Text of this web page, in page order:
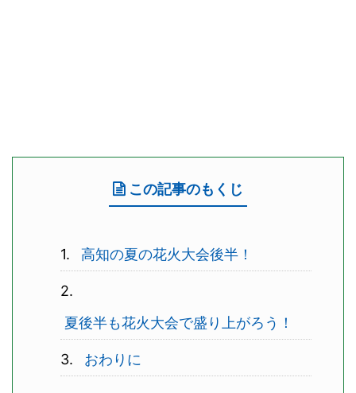
この記事のもくじ
高知の夏の花火大会後半！
夏後半も花火大会で盛り上がろう！
おわりに